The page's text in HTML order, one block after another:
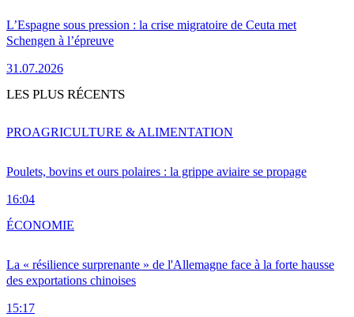
L’Espagne sous pression : la crise migratoire de Ceuta met
Schengen à l’épreuve
31.07.2026
LES PLUS RÉCENTS
Poulets, bovins et ours polaires : la grippe aviaire se propage
16:04
PROAGRICULTURE & ALIMENTATION
La « résilience surprenante » de l'Allemagne face à la forte hausse
des exportations chinoises
15:17
ÉCONOMIE